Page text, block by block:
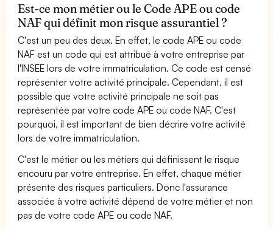
Est-ce mon métier ou le Code APE ou code
NAF qui définit mon risque assurantiel ?
C'est un peu des deux. En effet, le code APE ou code
NAF est un code qui est attribué à votre entreprise par
l'INSEE lors de votre immatriculation. Ce code est censé
représenter votre activité principale. Cependant, il est
possible que votre activité principale ne soit pas
représentée par votre code APE ou code NAF. C'est
pourquoi, il est important de bien décrire votre activité
lors de votre immatriculation.
C'est le métier ou les métiers qui définissent le risque
encouru par votre entreprise. En effet, chaque métier
présente des risques particuliers. Donc l'assurance
associée à votre activité dépend de votre métier et non
pas de votre code APE ou code NAF.